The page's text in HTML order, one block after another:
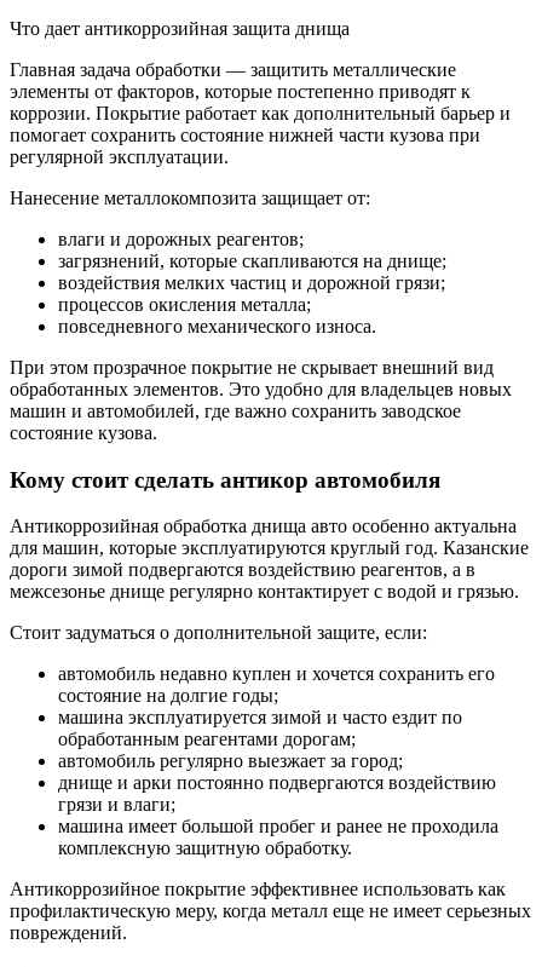
Что дает антикоррозийная защита днища
Главная задача обработки — защитить металлические
элементы от факторов, которые постепенно приводят к
коррозии. Покрытие работает как дополнительный барьер и
помогает сохранить состояние нижней части кузова при
регулярной эксплуатации.
Нанесение металлокомпозита защищает от:
влаги и дорожных реагентов;
загрязнений, которые скапливаются на днище;
воздействия мелких частиц и дорожной грязи;
процессов окисления металла;
повседневного механического износа.
При этом прозрачное покрытие не скрывает внешний вид
обработанных элементов. Это удобно для владельцев новых
машин и автомобилей, где важно сохранить заводское
состояние кузова.
Кому стоит сделать антикор автомобиля
Антикоррозийная обработка днища авто особенно актуальна
для машин, которые эксплуатируются круглый год. Казанские
дороги зимой подвергаются воздействию реагентов, а в
межсезонье днище регулярно контактирует с водой и грязью.
Стоит задуматься о дополнительной защите, если:
автомобиль недавно куплен и хочется сохранить его
состояние на долгие годы;
машина эксплуатируется зимой и часто ездит по
обработанным реагентами дорогам;
автомобиль регулярно выезжает за город;
днище и арки постоянно подвергаются воздействию
грязи и влаги;
машина имеет большой пробег и ранее не проходила
комплексную защитную обработку.
Антикоррозийное покрытие эффективнее использовать как
профилактическую меру, когда металл еще не имеет серьезных
повреждений.